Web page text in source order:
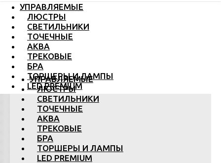
УПРАВЛЯЕМЫЕ
ЛЮСТРЫ
СВЕТИЛЬНИКИ
ТОЧЕЧНЫЕ
АКВА
ТРЕКОВЫЕ
БРА
ТОРШЕРЫ И ЛАМПЫ
LED PREMIUM
УПРАВЛЯЕМЫЕ
ЛЮСТРЫ
СВЕТИЛЬНИКИ
ТОЧЕЧНЫЕ
АКВА
ТРЕКОВЫЕ
БРА
ТОРШЕРЫ И ЛАМПЫ
LED PREMIUM